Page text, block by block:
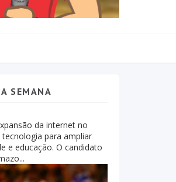
SEMANA
da internet no
para ampliar
e educação. O candidato